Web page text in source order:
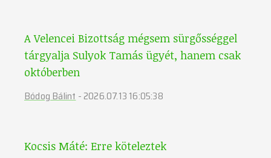
A Velencei Bizottság mégsem sürgősséggel
tárgyalja Sulyok Tamás ügyét, hanem csak
októberben
Bódog Bálint- 2026.07.13 16:05:38
Kocsis Máté: Erre köteleztek